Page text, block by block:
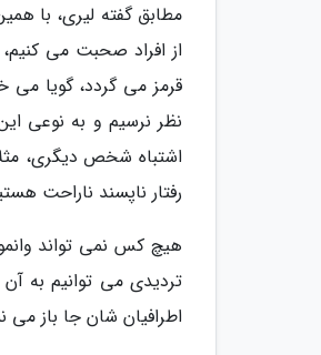
مطابق گفته لیری، با
از افراد صحبت می
قرمز می گردد، گویا
نظر نرسیم و به نوعی
اشتباه شخص دیگری،
رفتار ناپسند ناراحت
هیچ کس نمی تواند
تردیدی می توانیم به
اطرافیان شان جا باز می